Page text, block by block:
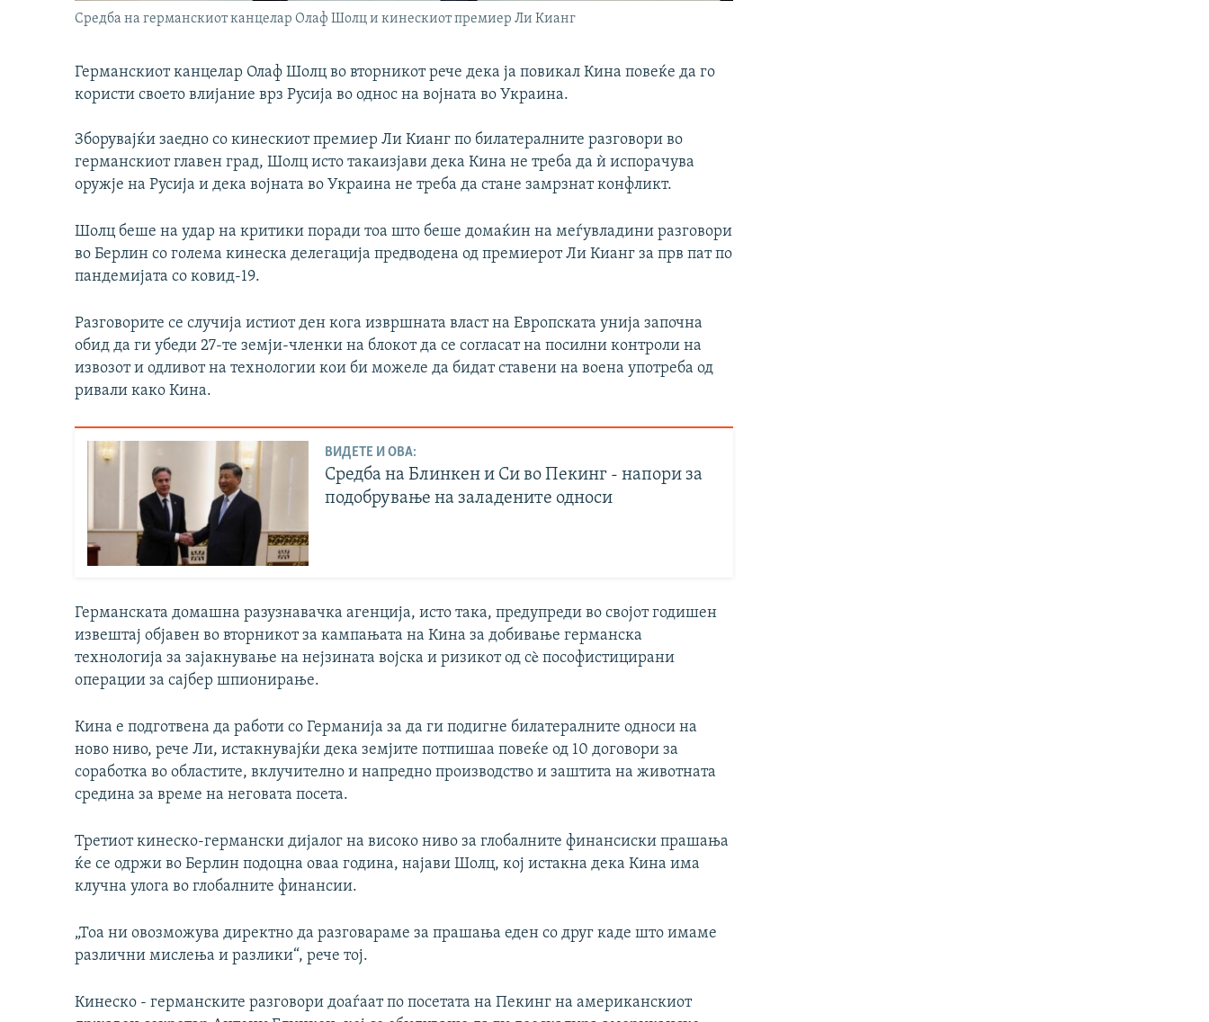
Средба на германскиот канцелар Олаф Шолц и кинескиот премиер Ли Кианг
Германскиот канцелар Олаф Шолц во вторникот рече дека ја повикал Кина повеќе да го
користи своето влијание врз Русија во однос на војната во Украина.
Зборувајќи заедно со кинескиот премиер Ли Кианг по билатералните разговори во
германскиот главен град, Шолц исто такаизјави дека Кина не треба да ѝ испорачува
оружје на Русија и дека војната во Украина не треба да стане замрзнат конфликт.
Шолц беше на удар на критики поради тоа што беше домаќин на меѓувладини разговори
во Берлин со голема кинеска делегација предводена од премиерот Ли Кианг за прв пат по
пандемијата со ковид-19.
Разговорите се случија истиот ден кога извршната власт на Европската унија започна
обид да ги убеди 27-те земји-членки на блокот да се согласат на посилни контроли на
извозот и одливот на технологии кои би можеле да бидат ставени на воена употреба од
ривали како Кина.
ВИДЕТЕ И ОВА:
Средба на Блинкен и Си во Пекинг - напори за
подобрување на заладените односи
Германската домашна разузнавачка агенција, исто така, предупреди во својот годишен
извештај објавен во вторникот за кампањата на Кина за добивање германска
технологија за зајакнување на нејзината војска и ризикот од сè пософистицирани
операции за сајбер шпионирање.
Кина е подготвена да работи со Германија за да ги подигне билатералните односи на
ново ниво, рече Ли, истакнувајќи дека земјите потпишаа повеќе од 10 договори за
соработка во областите, вклучително и напредно производство и заштита на животната
средина за време на неговата посета.
Третиот кинеско-германски дијалог на високо ниво за глобалните финансиски прашања
ќе се одржи во Берлин подоцна оваа година, најави Шолц, кој истакна дека Кина има
клучна улога во глобалните финансии.
„Тоа ни овозможува директно да разговараме за прашања еден со друг каде што имаме
различни мислења и разлики“, рече тој.
Кинеско - германските разговори доаѓаат по посетата на Пекинг на американскиот